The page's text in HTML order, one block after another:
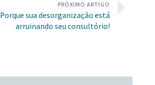
PRÓXIMO ARTIGO
Porque sua desorganização está
arruinando seu consultório!